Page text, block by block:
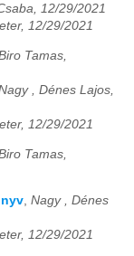
12/29/2021
12/29/2021
Tamas,
, Dénes Lajos,
12/29/2021
Tamas,
, Nagy , Dénes
12/29/2021